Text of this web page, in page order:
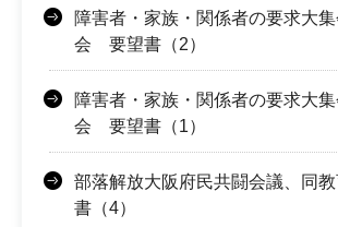
障害者・家族・関係者の要求大
会 要望書（2）
障害者・家族・関係者の要求大
会 要望書（1）
部落解放大阪府民共闘会議、同
書（4）